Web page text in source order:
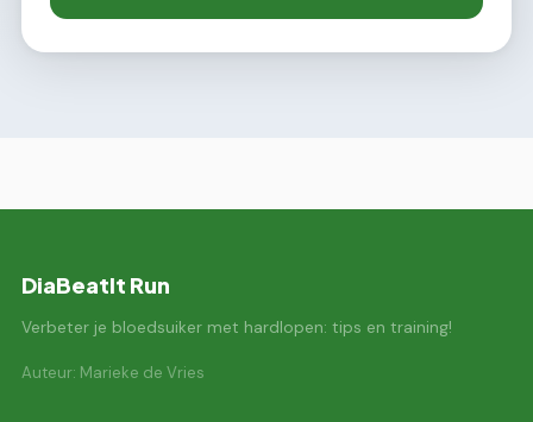
DiaBeatIt Run
Verbeter je bloedsuiker met hardlopen: tips en training!
Auteur: Marieke de Vries